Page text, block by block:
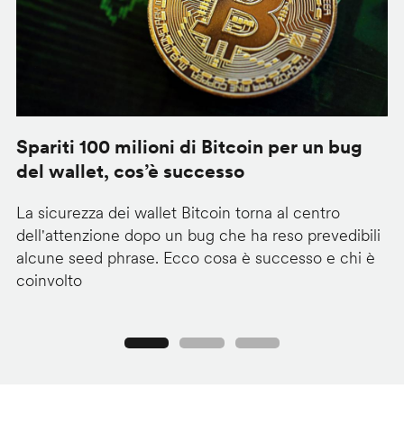
Spariti 100 milioni di Bitcoin per un bug
del wallet, cos’è successo
La sicurezza dei wallet Bitcoin torna al centro
dell'attenzione dopo un bug che ha reso prevedibili
alcune seed phrase. Ecco cosa è successo e chi è
coinvolto